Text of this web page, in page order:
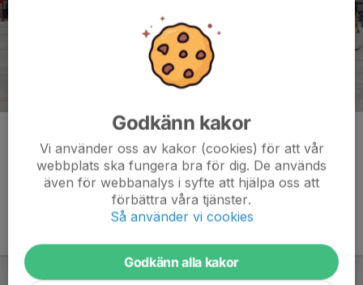
Godkänn kakor
Vi använder oss av kakor (cookies) för att vår
webbplats ska fungera bra för dig. De används
även för webbanalys i syfte att hjälpa oss att
förbättra våra tjänster.
Så använder vi cookies
Godkänn alla kakor